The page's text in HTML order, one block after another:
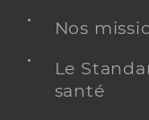
Nos
Le
santé